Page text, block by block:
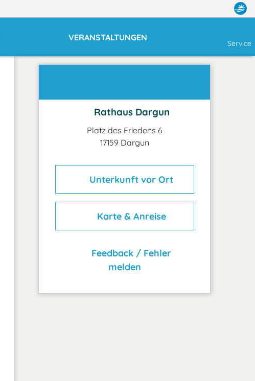
VERANSTALTUNGEN
Service
Rathaus Dargun
Platz des Friedens 6
17159 Dargun
Unterkunft vor Ort
Karte & Anreise
Feedback / Fehler
melden